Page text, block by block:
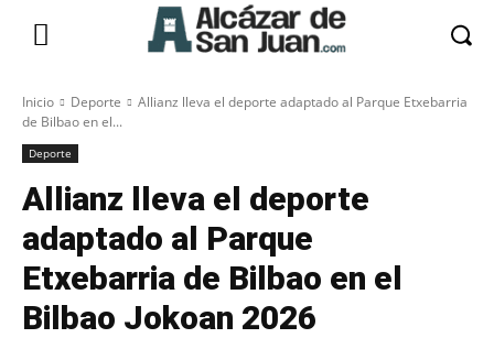
Inicio Deporte
Allianz lleva el deporte adaptado al Parque Etxebarria
de Bilbao en el...
Deporte
Allianz lleva el deporte
adaptado al Parque
Etxebarria de Bilbao en el
Bilbao Jokoan 2026